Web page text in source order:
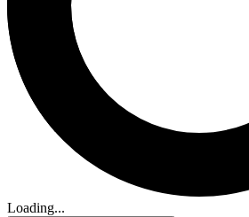
Loading...